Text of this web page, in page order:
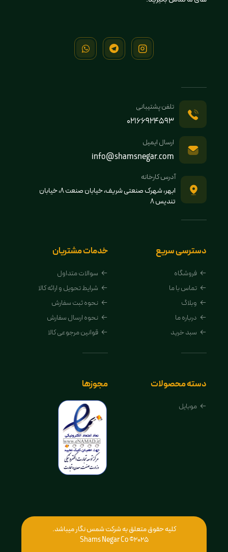
تلفن پشتیبانی
02166924593
ارسال ایمیل
info@shamsnegar.com
آدرس کارخانه
ابهر، شهرک صنعتی شریف، خیابان صنعت 8، خیابان
تندیس 8
دسترسی سریع
فروشگاه
تماس با ما
وبلاگ
درباره ما
سبد خرید
خدمات مشتریان
سوالات متداول
شرایط تحویل و ارائه کالا
نحوه ثبت سفارش
نحوه ارسال سفارش
قوانین مرجوعی کالا
دسته محصولات
موبایل
مجوزها
کلیه حقوق متعلق به شرکت شمس نگار میباشد.
2025© Shams Negar Co